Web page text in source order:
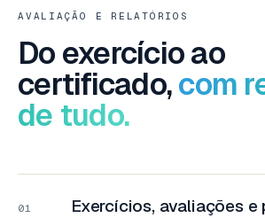
AVALIAÇÃO E RELATÓRIOS
Do exercício ao
certificado,com
de tudo.
01 Exercícios, avaliações e